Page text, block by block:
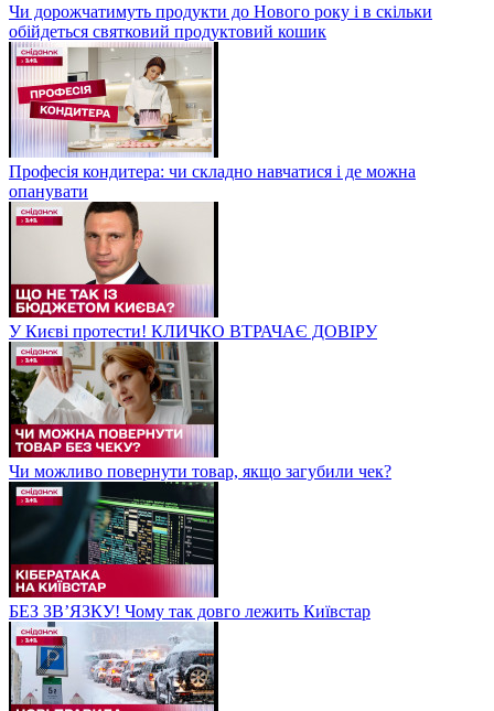
Чи дорожчатимуть продукти до Нового року і в скільки
обійдеться святковий продуктовий кошик
Професія кондитера: чи складно навчатися і де можна
опанувати
У Києві протести! КЛИЧКО ВТРАЧАЄ ДОВІРУ
Чи можливо повернути товар, якщо загубили чек?
БЕЗ ЗВʼЯЗКУ! Чому так довго лежить Київстар